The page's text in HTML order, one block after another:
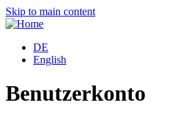
Skip to main content
DE
English
Benutzerkonto